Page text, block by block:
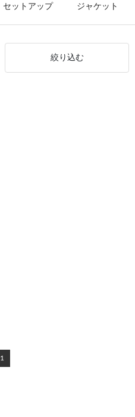
セットアップ ジャケット
絞り込む
1